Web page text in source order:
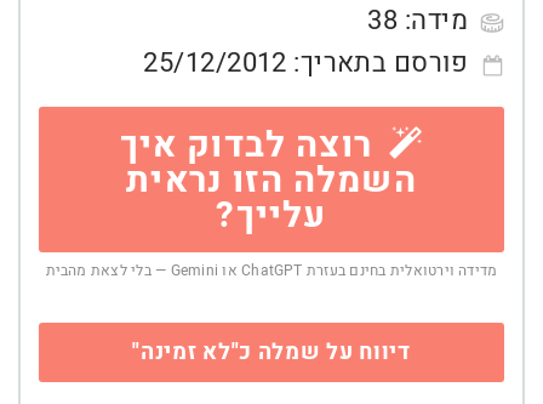
מידה: 38
פורסם בתאריך: 25/12/2012
רוצה לבדוק איך
השמלה הזו נראית
עלייך?
מדידה וירטואלית בחינם בעזרת ChatGPT או Gemini — בלי לצאת מהבית
דיווח על שמלה כ"לא זמינה"